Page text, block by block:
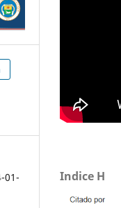
01-
Indice H